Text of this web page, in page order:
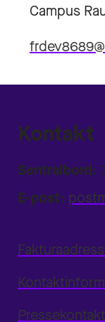
Campus
Kontakt
Sentralbord:
E-post:
Pressekontakt